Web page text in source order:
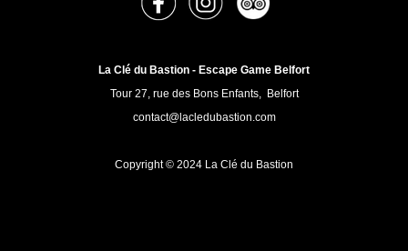
La Clé du Bastion - Escape Game Belfort
Tour 27, rue des Bons Enfants, Belfort
contact@lacledubastion.com
Copyright © 2024 La Clé du Bastion